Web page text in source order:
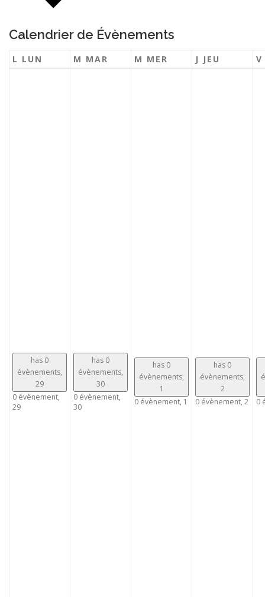
Calendrier de Évènements
L LUN M MAR M MER J JEU
has 0
évènements,
29
0 évènement,
29
has 0
évènements,
30
0 évènement,
30
has 0
évènements,
1
0 évènement, 1
has 0
évènements,
2
0 évènement, 2 0